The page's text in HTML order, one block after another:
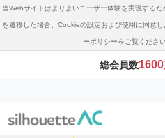
当Webサイトはよりよいユーザー体験を実現する
を遷移した場合、Cookieの設定および使用に同意
ーポリシーをご覧くださ
総会員数1600